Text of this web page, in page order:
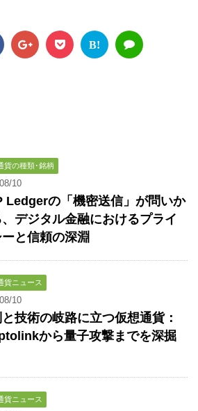
B!
貨の種類･銘柄
10
Ledgerの「機密送信」が問いか
デジタル金融におけるプライ
と信頼の深淵
貨ニュース
10
技術の岐路に立つ仮想通貨：
から量子攻撃までを深掘
貨ニュース